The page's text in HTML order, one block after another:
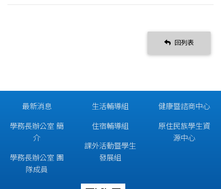
回列表
最新消息
學務長辦公室 簡
介
學務長辦公室 團
隊成員
生活輔導組
住宿輔導組
課外活動暨學生
發展組
健康暨諮商中心
原住民族學生資
源中心